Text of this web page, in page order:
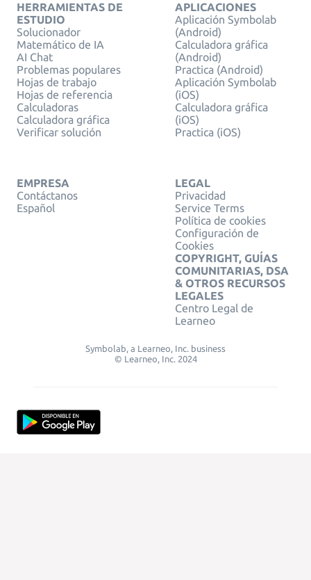
HERRAMIENTAS DE
ESTUDIO
Solucionador
Matemático de IA
AI Chat
Problemas populares
Hojas de trabajo
Hojas de referencia
Calculadoras
Calculadora gráfica
Verificar solución
APLICACIONES
Aplicación Symbolab
(Android)
Calculadora gráfica
(Android)
Practica (Android)
Aplicación Symbolab
(iOS)
Calculadora gráfica
(iOS)
Practica (iOS)
EMPRESA
Contáctanos
Español
LEGAL
Privacidad
Service Terms
Política de cookies
Configuración de
Cookies
COPYRIGHT, GUÍAS
COMUNITARIAS, DSA
& OTROS RECURSOS
LEGALES
Centro Legal de
Learneo
Symbolab, a Learneo, Inc. business
© Learneo, Inc. 2024